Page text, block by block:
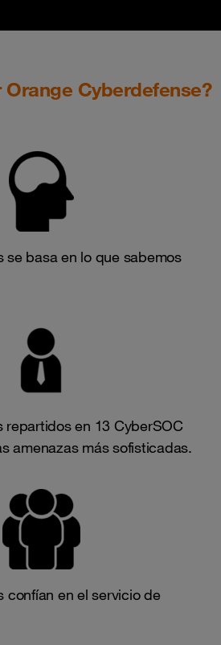
Cyberdefense?
se basa en lo que sabemos
repartidos en 13 CyberSOC
amenazas más sofisticadas.
confían en el servicio de